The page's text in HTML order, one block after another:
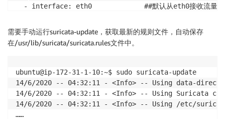
  - interface: eth0   	        ##默认从eth0接收流量，注意需要与OS的ifconfig中的网卡名称对应
## Configure Suricata to load Suricata-Update
default-rule-path: /var/lib/suricata/rules  	 ##指定Suricata规则所在目录默认该目录不存在，使用suricata-update可自动创建该目录，并获取最新的rule
rule-files:
需要手动运行suricata-update，获取最新的规则文件，自动保存
在/usr/lib/suricata/suricata.rules文件中。
ubuntu@ip-172-31-1-10:~$ sudo suricata-update
14/6/2020 -- 04:32:11 - <Info> -- Using data-
14/6/2020 -- 04:32:11 - <Info> -- Using Suricata
14/6/2020 -- 04:32:11 - <Info> -- Using /etc/
……